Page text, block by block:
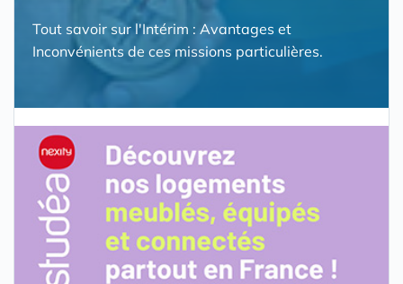
Tout savoir sur l'Intérim : Avantages et
Inconvénients de ces missions particulières.